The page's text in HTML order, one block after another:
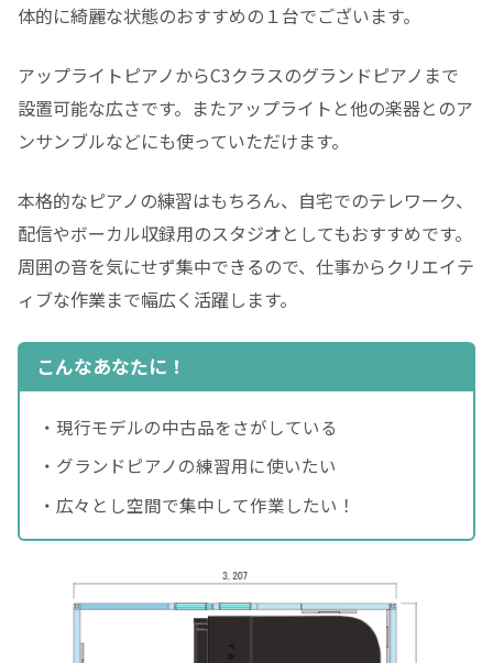
体的に綺麗な状態のおすすめの１台でございます。
アップライトピアノからC3クラスのグランドピアノまで
設置可能な広さです。またアップライトと他の楽器とのア
ンサンブルなどにも使っていただけます。
本格的なピアノの練習はもちろん、自宅でのテレワーク、
配信やボーカル収録用のスタジオとしてもおすすめです。
周囲の音を気にせず集中できるので、仕事からクリエイテ
ィブな作業まで幅広く活躍します。
こんなあなたに！
・現行モデルの中古品をさがしている
・グランドピアノの練習用に使いたい
・広々とし空間で集中して作業したい！